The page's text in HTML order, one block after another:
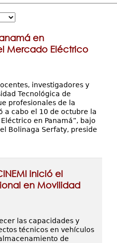
en
Mercado Eléctrico
investigadores y
Tecnológica de
profesionales de la
a cabo el 10 de octubre la
en Panamá”, bajo
Bolinaga Serfaty, preside
inició el
en Movilidad
las capacidades y
técnicos en vehículos
de